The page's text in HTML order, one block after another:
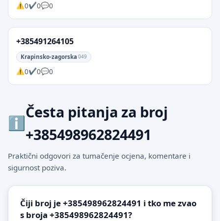
0 0 0
+385491264105
Krapinsko-zagorska 049
0 0 0
Česta pitanja za broj
+385498962824491
Praktični odgovori za tumačenje ocjena, komentare i
sigurnost poziva.
Čiji broj je +385498962824491 i tko me zvao
s broja +385498962824491?